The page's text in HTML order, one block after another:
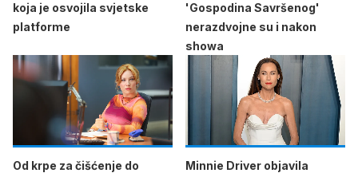
koja je osvojila svjetske
platforme
'Gospodina Savršenog'
nerazdvojne su i nakon
showa
Od krpe za čišćenje do
Minnie Driver objavila